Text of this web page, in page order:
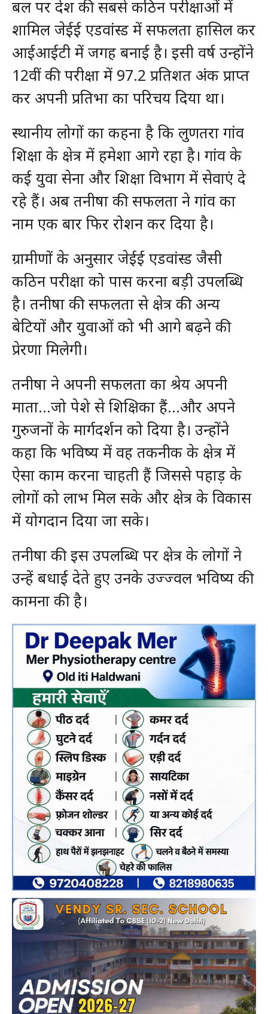
बल पर देश की सबसे कठिन परीक्षाओं में
शामिल जेईई एडवांस्ड में सफलता हासिल कर
आईआईटी में जगह बनाई है। इसी वर्ष उन्होंने
12वीं की परीक्षा में 97.2 प्रतिशत अंक प्राप्त
कर अपनी प्रतिभा का परिचय दिया था।
स्थानीय लोगों का कहना है कि लुणतरा गांव
शिक्षा के क्षेत्र में हमेशा आगे रहा है। गांव के
कई युवा सेना और शिक्षा विभाग में सेवाएं दे
रहे हैं। अब तनीषा की सफलता ने गांव का
नाम एक बार फिर रोशन कर दिया है।
ग्रामीणों के अनुसार जेईई एडवांस्ड जैसी
कठिन परीक्षा को पास करना बड़ी उपलब्धि
है। तनीषा की सफलता से क्षेत्र की अन्य
बेटियों और युवाओं को भी आगे बढ़ने की
प्रेरणा मिलेगी।
तनीषा ने अपनी सफलता का श्रेय अपनी
माता…जो पेशे से शिक्षिका हैं…और अपने
गुरुजनों के मार्गदर्शन को दिया है। उन्होंने
कहा कि भविष्य में वह तकनीक के क्षेत्र में
ऐसा काम करना चाहती हैं जिससे पहाड़ के
लोगों को लाभ मिल सके और क्षेत्र के विकास
में योगदान दिया जा सके।
तनीषा की इस उपलब्धि पर क्षेत्र के लोगों ने
उन्हें बधाई देते हुए उनके उज्ज्वल भविष्य की
कामना की है।